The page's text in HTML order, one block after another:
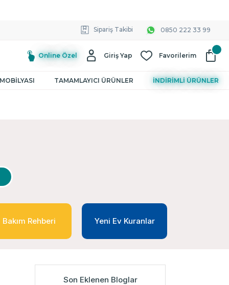
Sipariş Takibi 0850 222 33 99
Online Özel Giriş Yap Favorilerim
TAMAMLAYICI ÜRÜNLER İNDİRİMLİ ÜRÜNLER
Bakım Rehberi Yeni Ev Kuranlar
Son Eklenen Bloglar